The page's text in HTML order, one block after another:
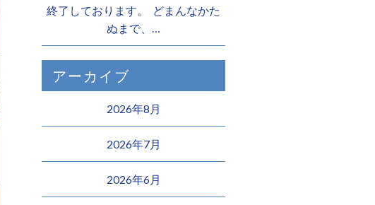
終了しております。 ️ どまんなかた
ぬまで、…
アーカイブ
2026年8月
2026年7月
2026年6月